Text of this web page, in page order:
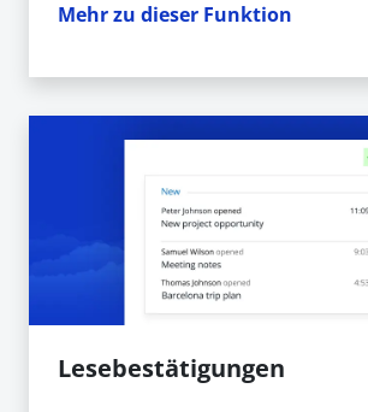
Mehr zu dieser Funktion
Lesebestätigungen